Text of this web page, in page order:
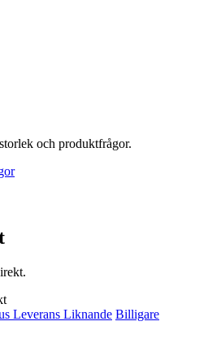
och produktfrågor.
Leverans Liknande Billigare